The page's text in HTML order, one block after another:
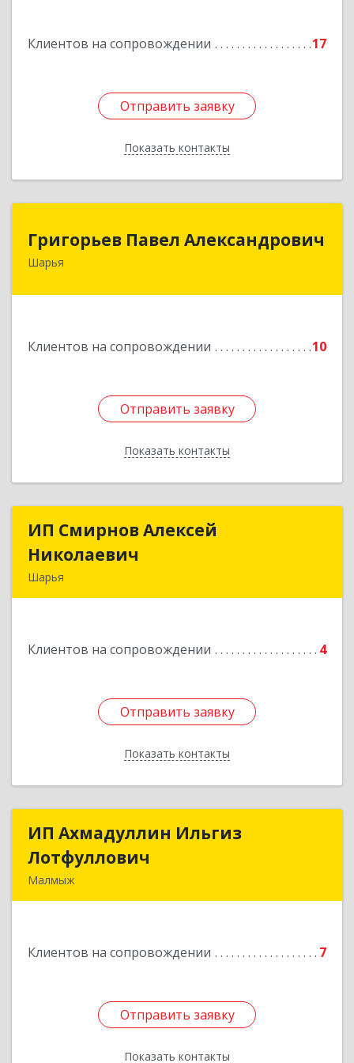
Клиентов на сопровождении 17
Отправить заявку
Показать контакты
Отправить заявку
Назад
Григорьев Павел Александрович
Шарья
Клиентов на сопровождении 10
Отправить заявку
Показать контакты
157505, Костромская область, город Шарья,
Отправить заявку
Назад
ИП Смирнов Алексей
Николаевич
Шарья
Клиентов на сопровождении 4
Отправить заявку
Показать контакты
ИП Смирнов Алексей
Отправить заявку
Назад
ИП Ахмадуллин Ильгиз
Лотфуллович
Малмыж
Клиентов на сопровождении 7
Отправить заявку
Показать контакты
ИП Ахмадуллин Ильгиз
Подробнее
Отправить заявку
Назад